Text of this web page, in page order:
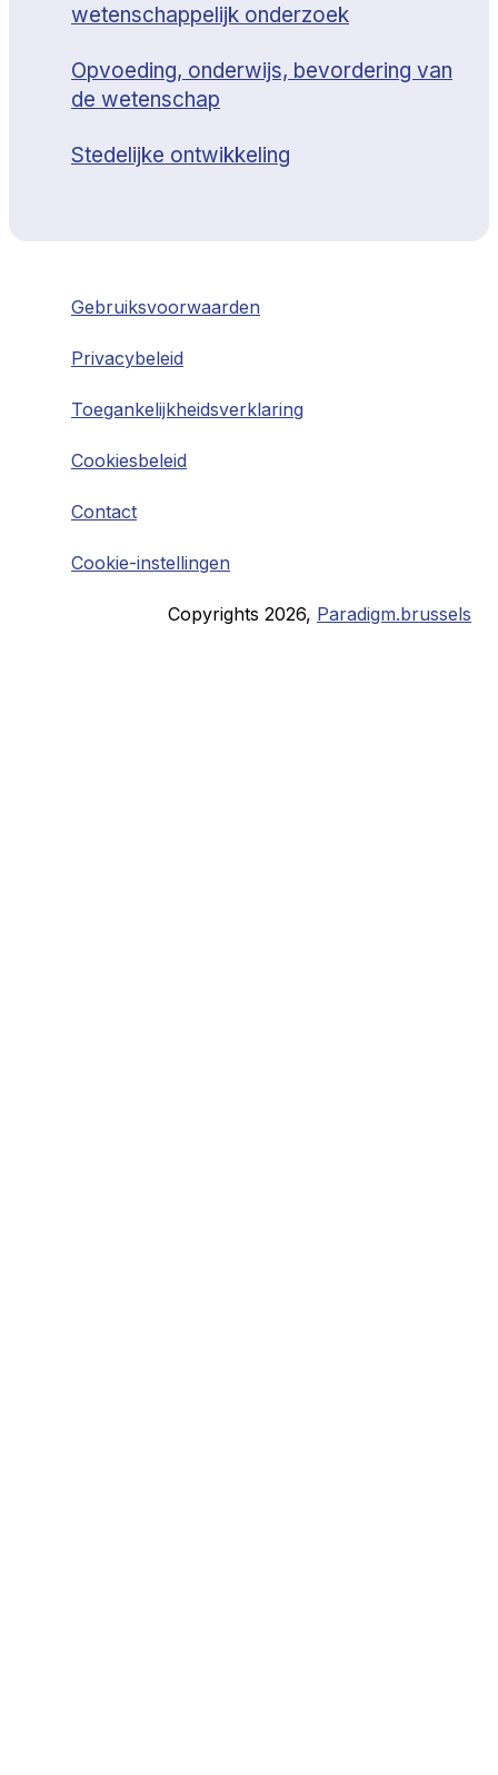
wetenschappelijk onderzoek
Opvoeding, onderwijs, bevordering van
de wetenschap
Stedelijke ontwikkeling
Gebruiksvoorwaarden
Privacybeleid
Toegankelijkheidsverklaring
Cookiesbeleid
Contact
Cookie-instellingen
Copyrights 2026, Paradigm.brussels